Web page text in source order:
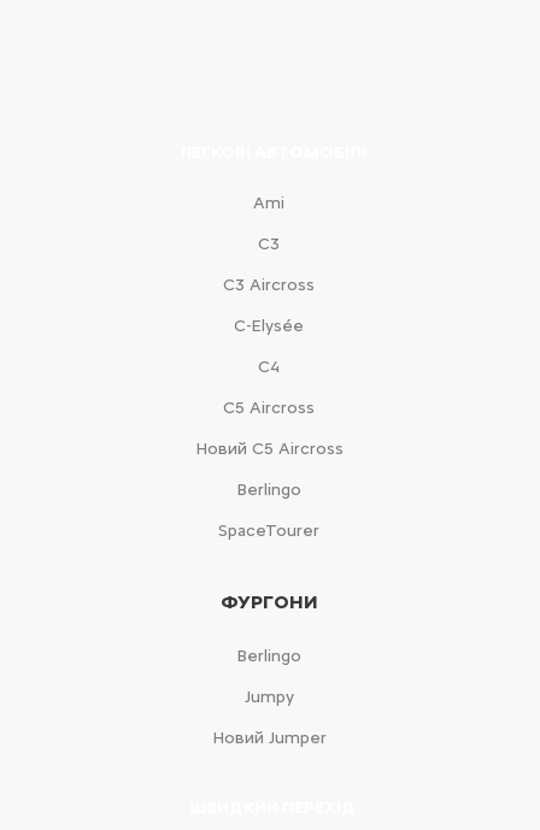
Ami
С3
С3 Aircross
C-Elysée
С4
С5 Aircross
Новий С5 Aircross
Berlingo
SpaceTourer
ФУРГОНИ
Berlingo
Jumpy
Новий Jumper